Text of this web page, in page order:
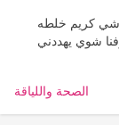
شي كريم خلطه
شوي يهددني
الصحة واللياقة